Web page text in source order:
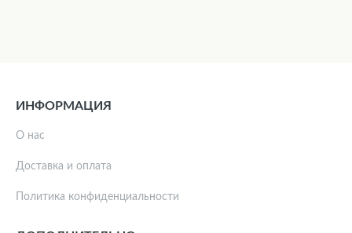
ИНФОРМАЦИЯ
О нас
Доставка и оплата
Политика конфиденциальности